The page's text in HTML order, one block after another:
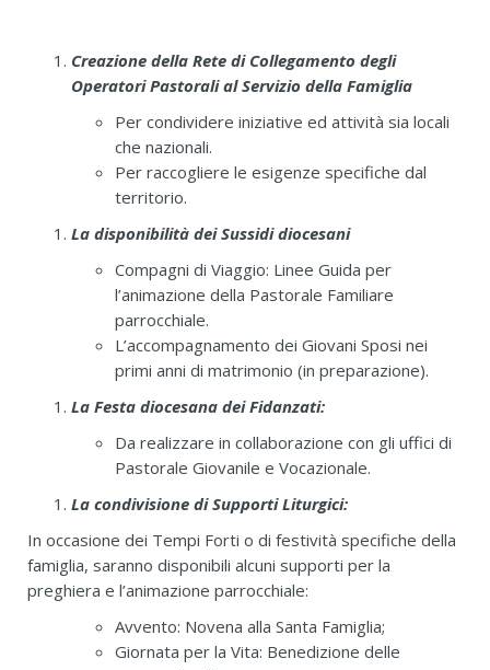
Creazione della Rete di Collegamento degli
Operatori Pastorali al Servizio della Famiglia
Per condividere iniziative ed attività sia locali
che nazionali.
Per raccogliere le esigenze specifiche dal
territorio.
La disponibilità dei Sussidi diocesani
Compagni di Viaggio: Linee Guida per
l’animazione della Pastorale Familiare
parrocchiale.
L’accompagnamento dei Giovani Sposi nei
primi anni di matrimonio (in preparazione).
La Festa diocesana dei Fidanzati:
Da realizzare in collaborazione con gli uffici di
Pastorale Giovanile e Vocazionale.
La condivisione di Supporti Liturgici:
In occasione dei Tempi Forti o di festività specifiche della
famiglia, saranno disponibili alcuni supporti per la
preghiera e l’animazione parrocchiale:
Avvento: Novena alla Santa Famiglia;
Giornata per la Vita: Benedizione delle